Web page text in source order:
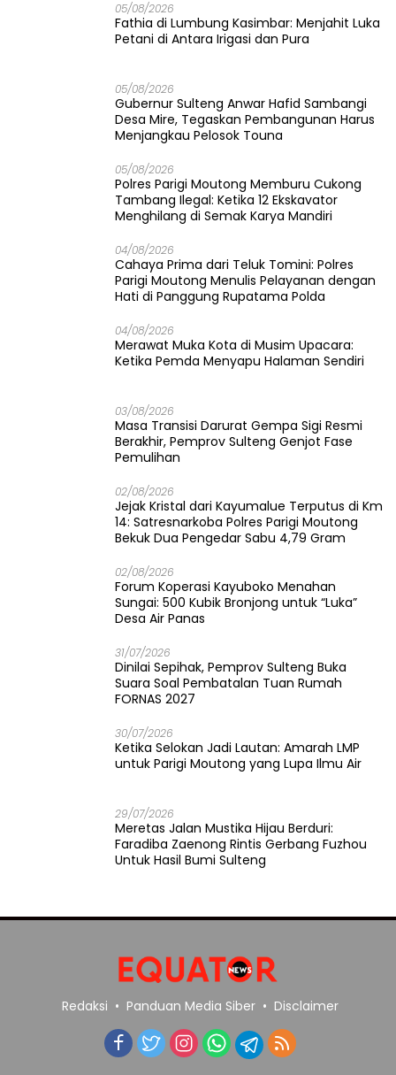
05/08/2026
Fathia di Lumbung Kasimbar: Menjahit Luka
Petani di Antara Irigasi dan Pura
05/08/2026
Gubernur Sulteng Anwar Hafid Sambangi
Desa Mire, Tegaskan Pembangunan Harus
Menjangkau Pelosok Touna
05/08/2026
Polres Parigi Moutong Memburu Cukong
Tambang Ilegal: Ketika 12 Ekskavator
Menghilang di Semak Karya Mandiri
04/08/2026
Cahaya Prima dari Teluk Tomini: Polres
Parigi Moutong Menulis Pelayanan dengan
Hati di Panggung Rupatama Polda
04/08/2026
Merawat Muka Kota di Musim Upacara:
Ketika Pemda Menyapu Halaman Sendiri
03/08/2026
Masa Transisi Darurat Gempa Sigi Resmi
Berakhir, Pemprov Sulteng Genjot Fase
Pemulihan
02/08/2026
Jejak Kristal dari Kayumalue Terputus di Km
14: Satresnarkoba Polres Parigi Moutong
Bekuk Dua Pengedar Sabu 4,79 Gram
02/08/2026
Forum Koperasi Kayuboko Menahan
Sungai: 500 Kubik Bronjong untuk “Luka”
Desa Air Panas
31/07/2026
Dinilai Sepihak, Pemprov Sulteng Buka
Suara Soal Pembatalan Tuan Rumah
FORNAS 2027
30/07/2026
Ketika Selokan Jadi Lautan: Amarah LMP
untuk Parigi Moutong yang Lupa Ilmu Air
29/07/2026
Meretas Jalan Mustika Hijau Berduri:
Faradiba Zaenong Rintis Gerbang Fuzhou
Untuk Hasil Bumi Sulteng
Redaksi Panduan Media Siber Disclaimer